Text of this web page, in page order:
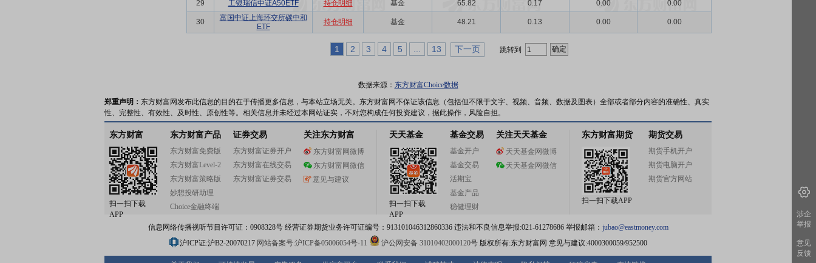
29 工银瑞信中证A50ETF 持仓明细 基金 65.82 0.17 0.00 0.00
30
富国中证上海环交所碳中和
ETF
持仓明细 基金 48.21 0.13 0.00 0.00
1 2 3 4 5 13 下一页 跳转到
数据来源： 东方财富Choice数据
郑重声明： 东方财富网发布此信息的目的在于传播更多信息，与本站立场无关。东方财富网不保证该信息（包括但不限于文字、视频、音频、数据及图表）全部或者部分内容的准确性、真实
性、完整性、有效性、及时性、原创性等。相关信息并未经过本网站证实，不对您构成任何投资建议，据此操作，风险自担。
东方财富
扫一扫下载
APP
东方财富产品
东方财富免费版
东方财富Level-2
东方财富策略版
妙想投研助理
Choice金融终端
证券交易
东方财富证券开户
东方财富在线交易
东方财富证券交易
关注东方财富
东方财富网微博
东方财富网微信
意见与建议
天天基金
扫一扫下载
APP
基金交易
基金开户
基金交易
活期宝
基金产品
稳健理财
关注天天基金
天天基金网微博
天天基金网微信
东方财富期货
扫一扫下载APP
期货交易
期货手机开户
期货电脑开户
期货官方网站
信息网络传播视听节目许可证：0908328号 经营证券期货业务许可证编号：913101046312860336 违法和不良信息举报:021-61278686 举报邮箱： jubao@eastmoney.com
沪ICP证:沪B2-20070217 网站备案号:沪ICP备05006054号-11 沪公网安备 31010402000120号版权所有:东方财富网 意见与建议:4000300059/952500
涉企
举报
意见
反馈